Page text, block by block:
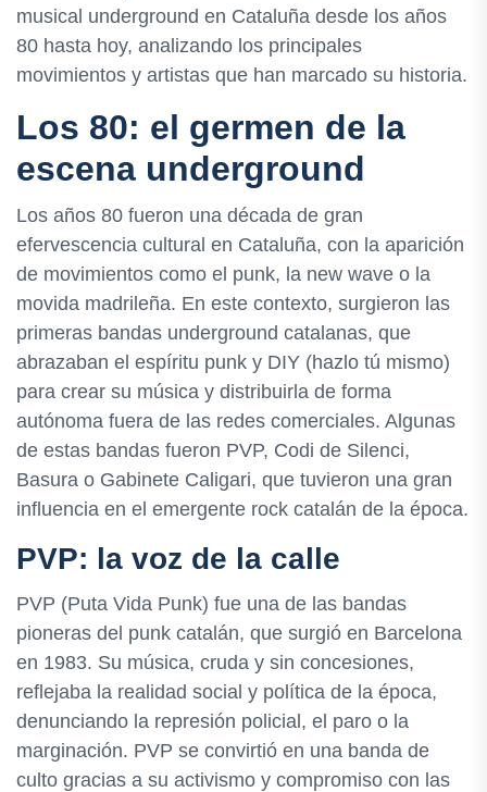
musical underground en Cataluña desde los años
80 hasta hoy, analizando los principales
movimientos y artistas que han marcado su historia.
Los 80: el germen de la
escena underground
Los años 80 fueron una década de gran
efervescencia cultural en Cataluña, con la aparición
de movimientos como el punk, la new wave o la
movida madrileña. En este contexto, surgieron las
primeras bandas underground catalanas, que
abrazaban el espíritu punk y DIY (hazlo tú mismo)
para crear su música y distribuirla de forma
autónoma fuera de las redes comerciales. Algunas
de estas bandas fueron PVP, Codi de Silenci,
Basura o Gabinete Caligari, que tuvieron una gran
influencia en el emergente rock catalán de la época.
PVP: la voz de la calle
PVP (Puta Vida Punk) fue una de las bandas
pioneras del punk catalán, que surgió en Barcelona
en 1983. Su música, cruda y sin concesiones,
reflejaba la realidad social y política de la época,
denunciando la represión policial, el paro o la
marginación. PVP se convirtió en una banda de
culto gracias a su activismo y compromiso con las